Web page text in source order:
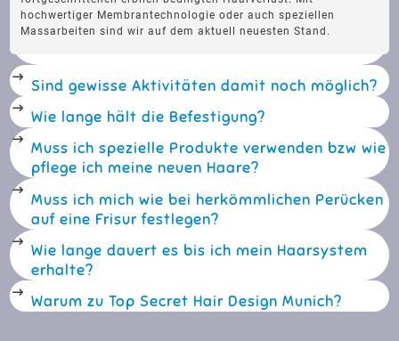
hochwertiger Membrantechnologie oder auch speziellen
Massarbeiten sind wir auf dem aktuell neuesten Stand.
Sind gewisse Aktivitäten damit noch möglich?
Grundsätzlich gilt: Sie können ihren gewohnten Aktivitäten
nach wie vor problemlos nachgehen. Sport, Sauna besuche,
tägliches Duschen, dies alles ist durch unser
Befestigungssystem machbar. Unsere verwendeten Produkte
sind medizinisch geprüft und haut verträglich. Durch unsere
große Auswahl an flüssigen Klebern bis hin zu Klebestreifen
können wir Ihre speziellen Bedürfnisse erfüllen.
Wie lange hält die Befestigung?
Durchschnittlich 4-6 Wochen. Je nach Hautbeschaffenheit und
Pflegezustand. Wir bieten Ihnen den Service dies bei uns
machen zu lassen. Wenn sie ein geschicktes Händchen haben
können Sie dies selbstverständlich auch selber machen. Sie
sind bei uns nicht an monatliche Termine gebunden.
Muss ich spezielle Produkte verwenden bzw wie
pflege ich meine neuen Haare?
Natürlich können Sie ihr bewährtes Shampoo/ Stylingprodukte
weiterhin verwenden, jedoch gibt es spezielle Produkte welche
das Zweithaar besser pflegen und dadurch auch die
Haarqualität länger erhalten.
Muss ich mich wie bei herkömmlichen Perücken
auf eine Frisur festlegen?
Nein. Wir können bei jedem neuen Zuschnitt modernste
Frisuren umsetzen.. Von der Scheitelfrisur bis zum
Irokesenschnitt ist alles möglich.
Wie lange dauert es bis ich mein Haarsystem
erhalte?
Das intensive und ausführliche Beratungsgespräch ist
unverbindlich. Es kostet Sie lediglich eine Stunde ihrer Zeit. Ihr
Warum zu Top Secret Hair Design Munich?